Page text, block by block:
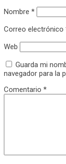
Nombre *
Correo electrónico
Web
Guarda mi
navegador para la
Comentario *